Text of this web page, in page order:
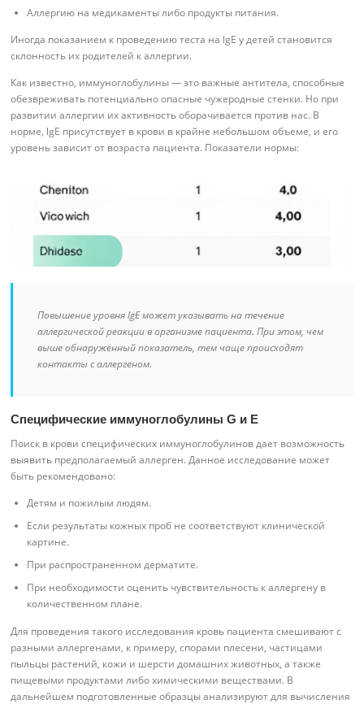
Аллергию на медикаменты либо продукты питания.
Иногда показанием к проведению теста на lgE у детей становится
склонность их родителей к аллергии.
Как известно, иммуноглобулины — это важные антитела, способные
обезвреживать потенциально опасные чужеродные стенки. Но при
развитии аллергии их активность оборачивается против нас. В
норме, lgE присутствует в крови в крайне небольшом объеме, и его
уровень зависит от возраста пациента. Показатели нормы:
Повышение уровня lgE может указывать на течение
аллергической реакции в организме пациента. При этом, чем
выше обнаруженный показатель, тем чаще происходят
контакты с аллергеном.
Специфические иммуноглобулины G и E
Поиск в крови специфических иммуноглобулинов дает возможность
выявить предполагаемый аллерген. Данное исследование может
быть рекомендовано:
Детям и пожилым людям.
Если результаты кожных проб не соответствуют клинической
картине.
При распространенном дерматите.
При необходимости оценить чувствительность к аллергену в
количественном плане.
Для проведения такого исследования кровь пациента смешивают с
разными аллергенами, к примеру, спорами плесени, частицами
пыльцы растений, кожи и шерсти домашних животных, а также
пищевыми продуктами либо химическими веществами. В
дальнейшем подготовленные образцы анализируют для вычисления